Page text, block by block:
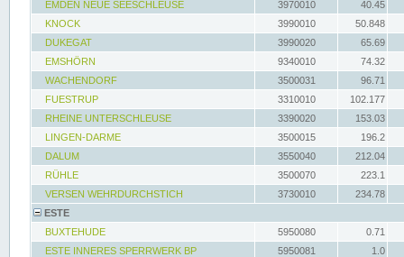
EMDEN NEUE SEESCHLEUSE
3970010
40.45
KNOCK
3990010
50.848
DUKEGAT
3990020
65.69
EMSHÖRN
9340010
74.32
WACHENDORF
3500031
96.71
FUESTRUP
3310010
102.177
RHEINE UNTERSCHLEUSE
3390020
153.03
LINGEN-DARME
3500015
196.2
DALUM
3550040
212.04
RÜHLE
3500070
223.1
VERSEN WEHRDURCHSTICH
3730010
234.78
ESTE
BUXTEHUDE
5950080
0.71
ESTE INNERES SPERRWERK BP
5950081
1.0